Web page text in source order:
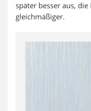
später besser aus,
gleichmäßiger.